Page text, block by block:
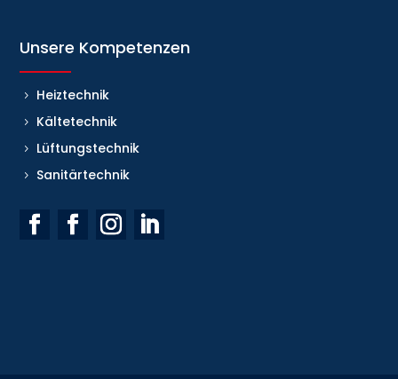
Unsere Kompetenzen
Heiztechnik
Kältetechnik
Lüftungstechnik
Sanitärtechnik